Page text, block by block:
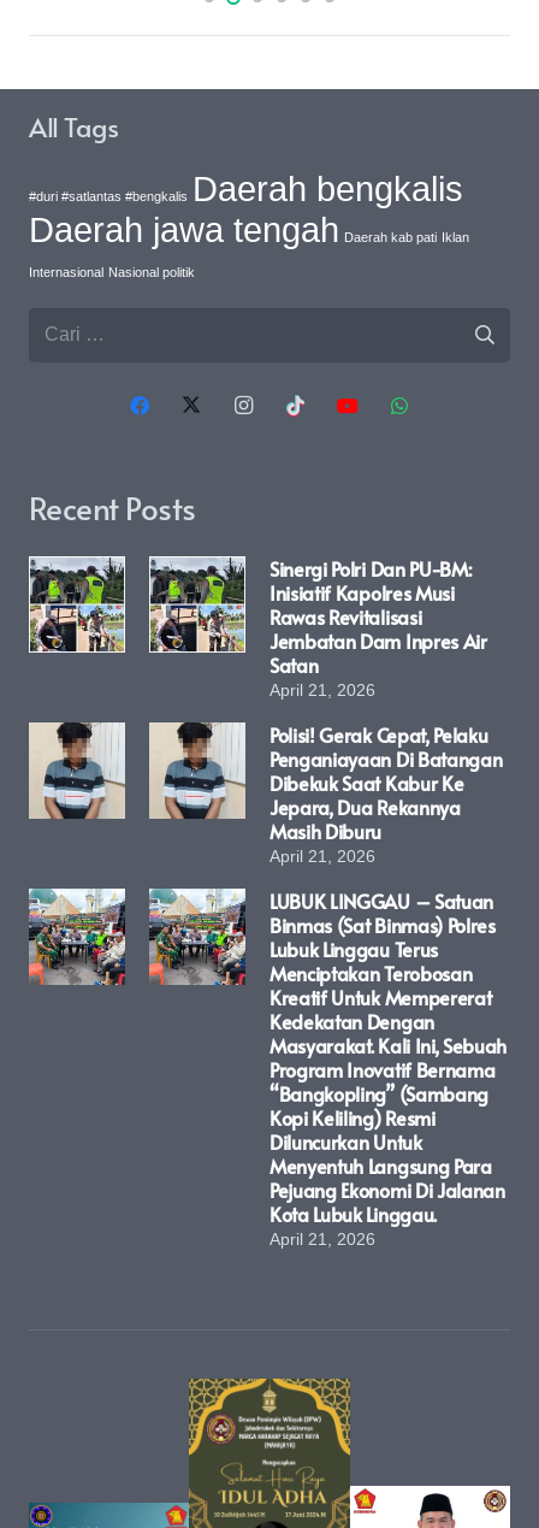
Recent Posts
Sinergi Polri Dan PU-BM:
Inisiatif Kapolres Musi
Rawas Revitalisasi
Jembatan Dam Inpres Air
Satan
April 21, 2026
Polisi! Gerak Cepat, Pelaku
Penganiayaan Di Batangan
Dibekuk Saat Kabur Ke
Jepara, Dua Rekannya
Masih Diburu
April 21, 2026
LUBUK LINGGAU – Satuan
Binmas (Sat Binmas) Polres
Lubuk Linggau Terus
Menciptakan Terobosan
Kreatif Untuk Mempererat
Kedekatan Dengan
Masyarakat. Kali Ini, Sebuah
Program Inovatif Bernama
“Bangkopling” (Sambang
Kopi Keliling) Resmi
Diluncurkan Untuk
Menyentuh Langsung Para
Pejuang Ekonomi Di Jalanan
Kota Lubuk Linggau.
April 21, 2026
All Tags
#duri #satlantas #bengkalis Daerah bengkalis
Daerah jawa tengah Daerah kab pati Iklan
Internasional Nasional politik
Cari